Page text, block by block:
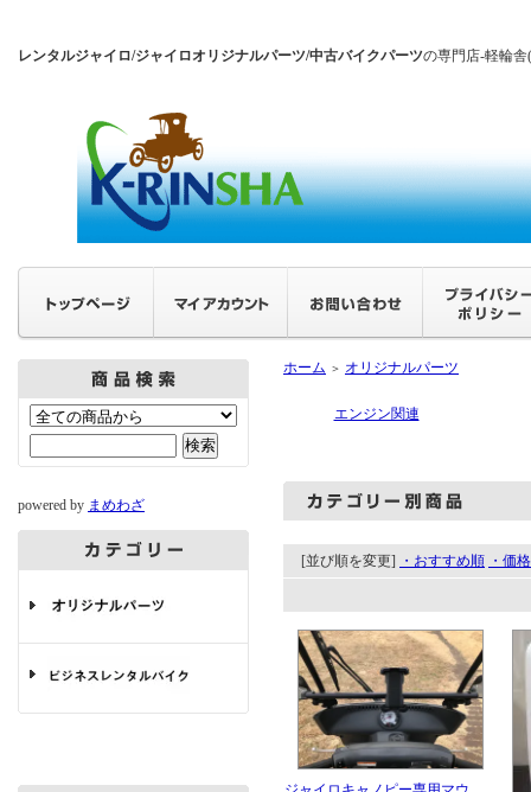
レンタルジャイロ/ジャイロオリジナルパーツ/中古バイクパーツの専門店-軽輪
powered by まめわざ
ホーム ＞ オリジナルパーツ
エンジン関連
[並び順を変更] ・おすすめ順 ・価